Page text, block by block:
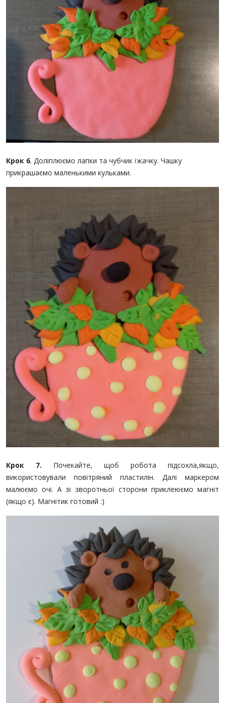
Крок 6. Доліплюємо лапки та чубчик їжачку. Чашку
прикрашаємо маленькими кульками.
Крок 7. Почекайте, щоб робота підсохла,якщо,
використовували повітряний пластилін. Далі маркером
малюємо очі. А зі зворотньої сторони приклеюємо магніт
(якщо є). Магнітик готовий :)